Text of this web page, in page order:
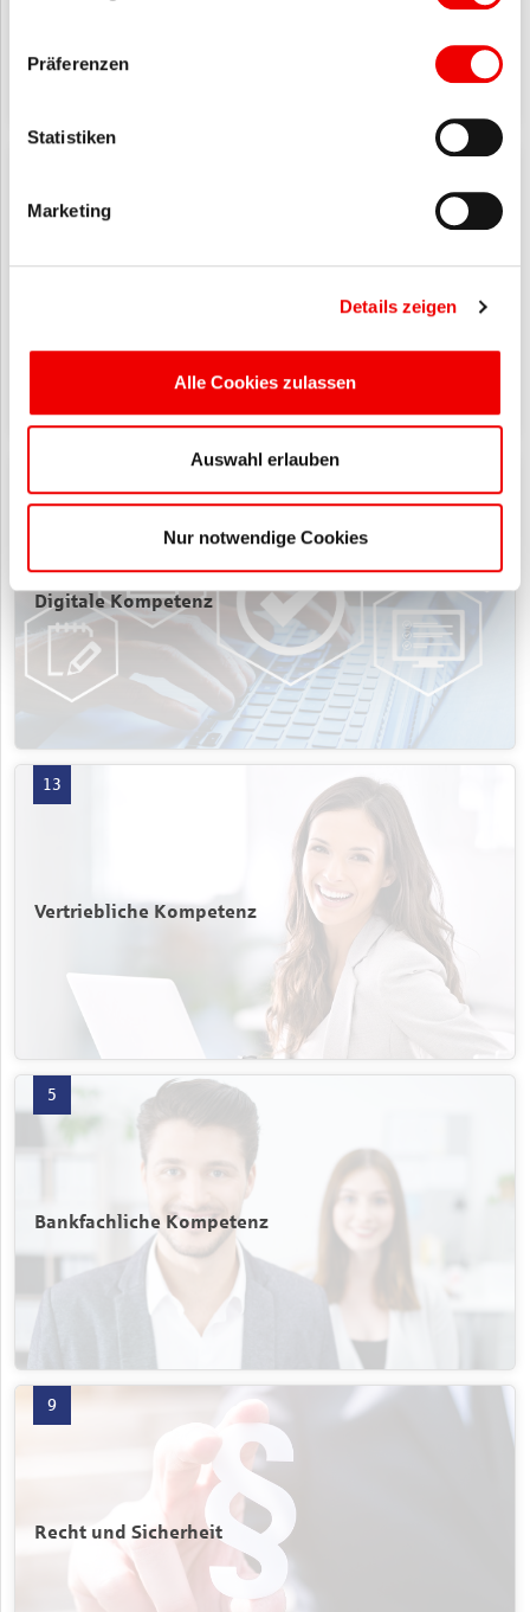
Präferenzen
Statistiken
Marketing
Details zeigen
Alle Cookies zulassen
Auswahl erlauben
Nur notwendige Cookies
Digitale Kompetenz mit 7 Produkten öffnen
Digitale Kompetenz
Vertriebliche Kompetenz mit 13 Produkten öffnen
13
Vertriebliche Kompetenz
Bankfachliche Kompetenz mit 5 Produkten öffnen
5
Bankfachliche Kompetenz
Recht und Sicherheit mit 9 Produkten öffnen
9
Recht und Sicherheit